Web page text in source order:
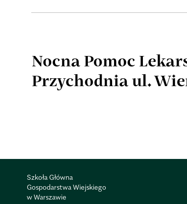
Nocna Pomoc
Przychodnia ul.
Szkoła Główna
Gospodarstwa Wiejskiego
w Warszawie